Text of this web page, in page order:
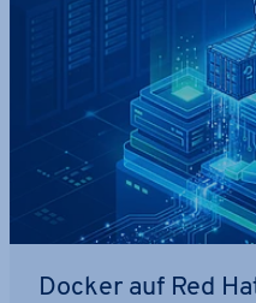
Docker auf Red